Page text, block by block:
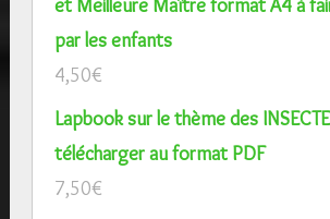
et Meilleure Maître format A4 à
par les enfants
4,50€
Lapbook sur le thème des
télécharger au format PDF
7,50€